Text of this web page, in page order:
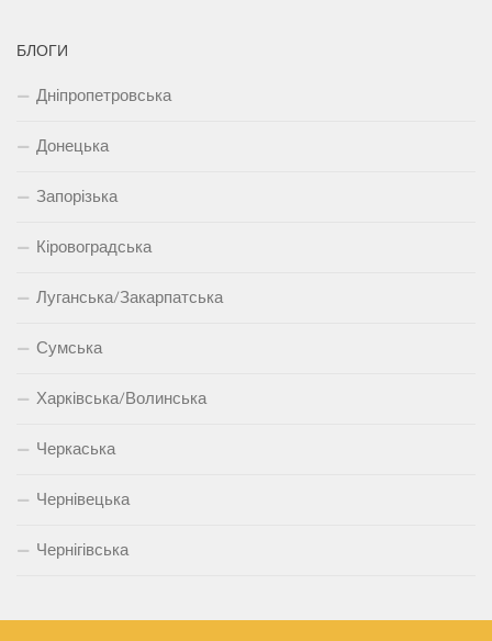
БЛОГИ
Дніпропетровська
Донецька
Запорізька
Кіровоградська
Луганська/Закарпатська
Сумська
Харківська/Волинська
Черкаська
Чернівецька
Чернігівська